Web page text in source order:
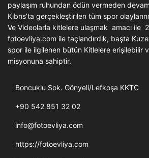
paylaşım ruhundan ödün vermeden
Kıbrıs’ta gerçekleştirilen tüm spor
Ve Videolarla kitlelere ulaşmak amacı ile
fotoevliya.com ile taçlandırdık, başta
spor ile ilgilenen bütün Kitlelere erişilebilir
misyonuna sahiptir.
Boncuklu Sok. Gönyeli/Lefkoşa KKTC
+90 542 851 32 02
info@fotoevliya.com
https://fotoevliya.com